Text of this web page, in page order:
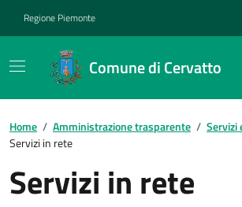
Regione Piemonte
Comune di Cervatto
Home / Amministrazione trasparente / Servizi
Servizi in rete
Servizi in rete